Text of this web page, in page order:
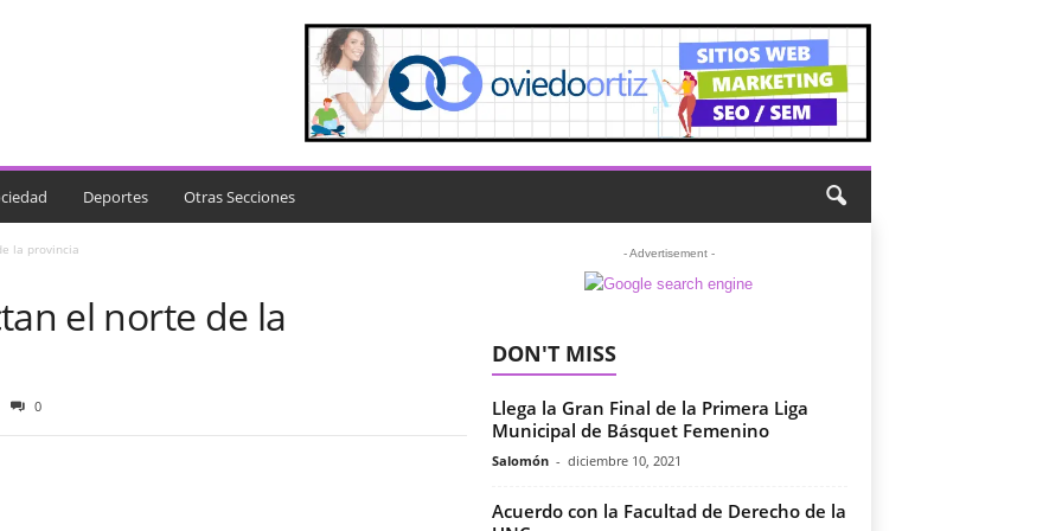
Deportes Otras Secciones
la provincia
el norte de la
0
- Advertisement -
DON'T MISS
Llega la Gran Final de la Primera Liga
Municipal de Básquet Femenino
Salomón - diciembre 10, 2021
Acuerdo con la Facultad de Derecho de la